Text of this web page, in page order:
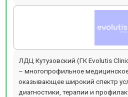
ЛДЦ Кутузовский (ГК Evolutis
– многопрофильное
оказывающее широкий спектр
диагностики, терапии и